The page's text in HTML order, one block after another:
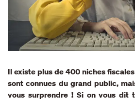
Il existe plus de 400 niches
sont connues du grand public,
vous surprendre ! Si on vous dit